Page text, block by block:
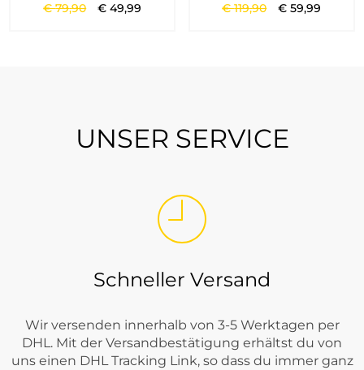
€79,90 €49,99 €119,90 €59,99
UNSER SERVICE
Schneller Versand
Wir versenden innerhalb von 3-5 Werktagen per
DHL. Mit der Versandbestätigung erhältst du von
uns einen DHL Tracking Link, so dass du immer ganz